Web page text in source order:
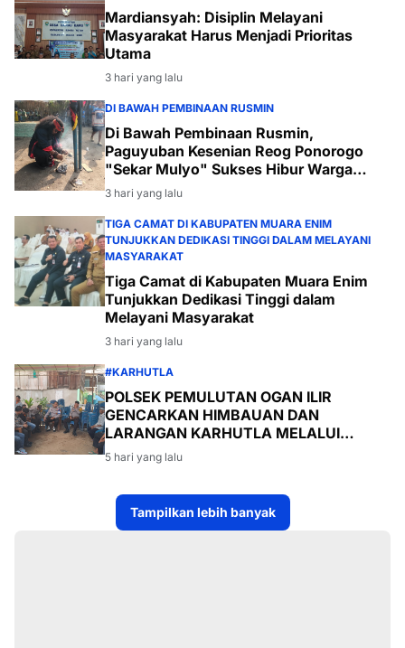
Mardiansyah: Disiplin Melayani
Masyarakat Harus Menjadi Prioritas
Utama
3 hari yang lalu
DI BAWAH PEMBINAAN RUSMIN
Di Bawah Pembinaan Rusmin,
Paguyuban Kesenian Reog Ponorogo
"Sekar Mulyo" Sukses Hibur Warga
Desa Payabakal
3 hari yang lalu
TIGA CAMAT DI KABUPATEN MUARA ENIM
TUNJUKKAN DEDIKASI TINGGI DALAM MELAYANI
MASYARAKAT
Tiga Camat di Kabupaten Muara Enim
Tunjukkan Dedikasi Tinggi dalam
Melayani Masyarakat
3 hari yang lalu
#KARHUTLA
POLSEK PEMULUTAN OGAN ILIR
GENCARKAN HIMBAUAN DAN
LARANGAN KARHUTLA MELALUI
PROGRAM TSKD (TOURING SAMBANG
KE DESA-DESA
5 hari yang lalu
Tampilkan lebih banyak